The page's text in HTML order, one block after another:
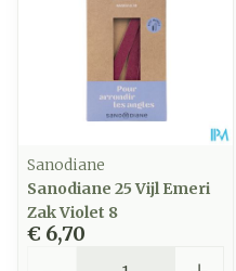
Sanodiane
Sanodiane 25 Vijl Emeri
Zak Violet 8
€ 6,70